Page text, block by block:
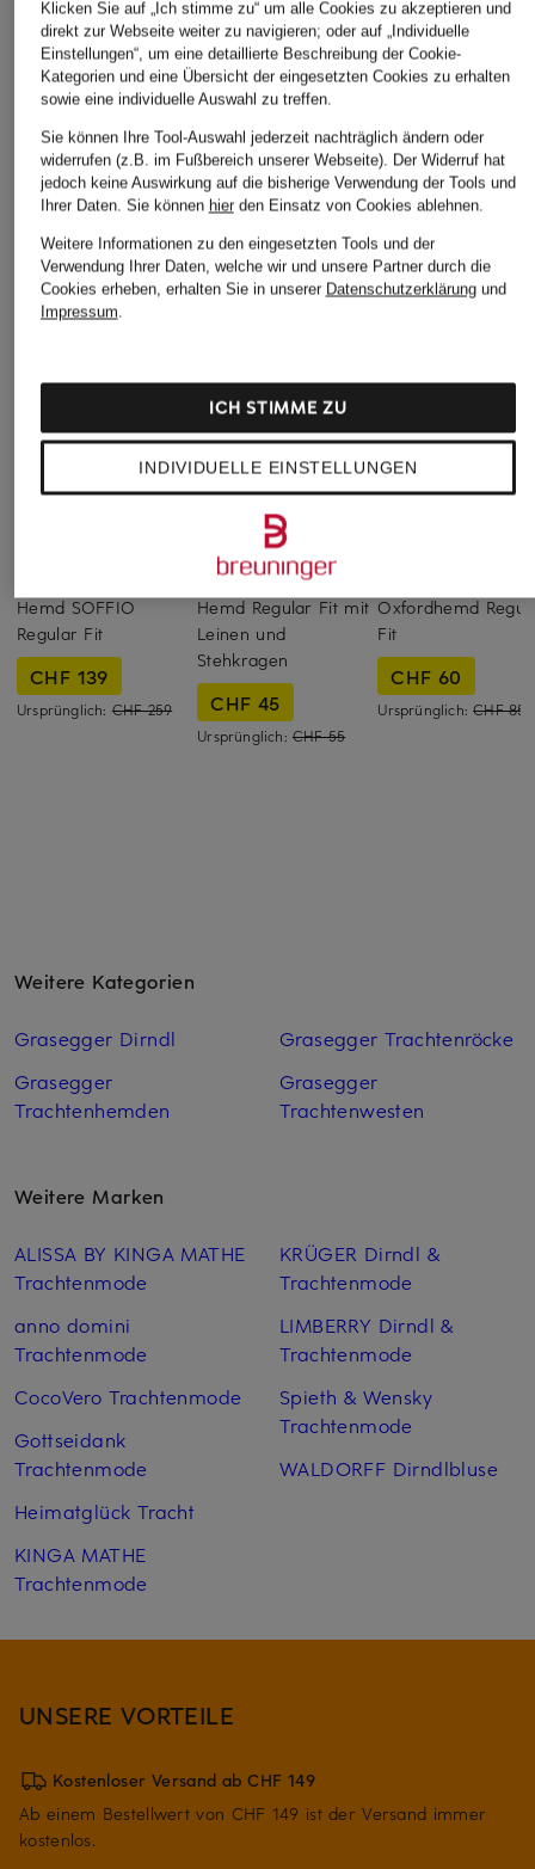
Hemd SOFFIO
Regular Fit
CHF 139
Ursprünglich: CHF 259
STROKESMAN'S
Hemd Regular Fit mit
Leinen und
Stehkragen
CHF 45
Ursprünglich: CHF 55
Oxfordhemd
Fit
CHF 60
Ursprünglich:CHF 85
Weitere Kategorien
Grasegger Dirndl
Grasegger
Trachtenhemden
Grasegger Trachtenröcke
Grasegger
Trachtenwesten
Weitere Marken
ALISSA BY KINGA MATHE
Trachtenmode
anno domini
Trachtenmode
CocoVero Trachtenmode
Gottseidank
Trachtenmode
Heimatglück Tracht
KINGA MATHE
Trachtenmode
KRÜGER Dirndl &
Trachtenmode
LIMBERRY Dirndl &
Trachtenmode
Spieth & Wensky
Trachtenmode
WALDORFF Dirndlbluse
UNSERE VORTEILE
Kostenloser Versand ab CHF 149
Ab einem Bestellwert von CHF 149 ist der Versand immer
kostenlos.
Klicken Sie auf „Ich stimme zu“ um alle Cookies zu akzeptieren und
direkt zur Webseite weiter zu navigieren; oder auf „Individuelle
Einstellungen“, um eine detaillierte Beschreibung der Cookie-
Kategorien und eine Übersicht der eingesetzten Cookies zu erhalten
sowie eine individuelle Auswahl zu treffen.
Sie können Ihre Tool-Auswahl jederzeit nachträglich ändern oder
widerrufen (z.B. im Fußbereich unserer Webseite). Der Widerruf hat
jedoch keine Auswirkung auf die bisherige Verwendung der Tools und
Ihrer Daten. Sie können hierden Einsatz von Cookies ablehnen.
Weitere Informationen zu den eingesetzten Tools und der
Verwendung Ihrer Daten, welche wir und unsere Partner durch die
Cookies erheben, erhalten Sie in unserer Datenschutzerklärungund
Impressum.
INDIVIDUELLE EINSTELLUNGEN
ICH STIMME ZU